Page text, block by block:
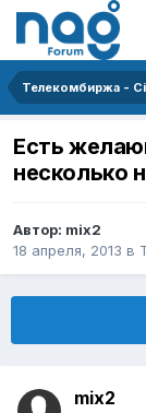
Телекомбиржа -
Есть
несколько
Автор: mix2
18 апреля, 2013 в
mix2